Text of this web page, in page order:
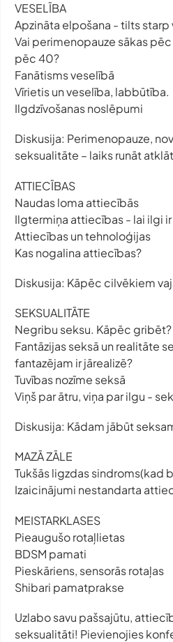
VESELĪBA
Apzināta elpošana - tilts starp
Vai perimenopauze sākas
pēc 40?
Fanātisms veselībā
Vīrietis un veselība, labbūtība.
Ilgdzīvošanas noslēpumi
Diskusija: Perimenopauze,
seksualitāte – laiks runāt
ATTIECĪBAS
Naudas loma attiecībās
Ilgtermiņa attiecības - lai ilgi ir
Attiecības un tehnoloģijas
Kas nogalina attiecības?
Diskusija: Kāpēc cilvēkiem
SEKSUALITĀTE
Negribu seksu. Kāpēc gribēt?
Fantāzijas seksā un realitāte
fantazējam ir jārealizē?
Tuvības nozīme seksā
Viņš par ātru, viņa par ilgu -
Diskusija: Kādam jābūt
MAZĀ ZĀLE
Tukšās ligzdas sindroms(kad
Izaicinājumi nestandarta
MEISTARKLASES
Pieaugušo rotaļlietas
BDSM pamati
Pieskāriens, sensorās rotaļas
Shibari pamatprakse
Uzlabo savu pašsajūtu,
seksualitāti! Pievienojies